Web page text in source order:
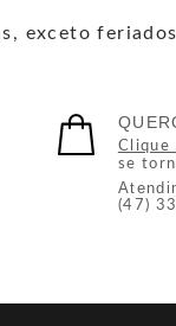
exceto
Clique
se
(47)